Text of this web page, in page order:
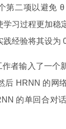
第二项以避免
学习过程更加稳
经验将其设为
作者输入了一个
后 HRNN 的网
的单回合对